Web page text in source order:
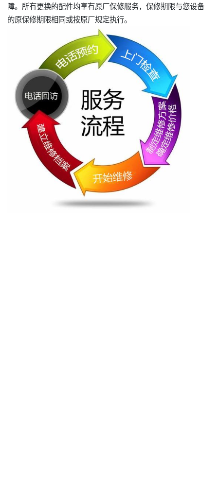
障。所有更换的配件均享有原厂保修服务，保修期限与您设备
的原保修期限相同或按原厂规定执行。